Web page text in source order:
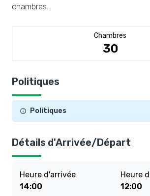
chambres.
Chambres
30
Politiques
Politiques
Détails d'Arrivée/Départ
Heure d'arrivée
14:00
Heure
12:00